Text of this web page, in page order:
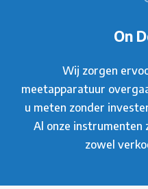
On
Wij zorgen
meetapparatuur
u meten zonder
Al onze instrumenten
zowel